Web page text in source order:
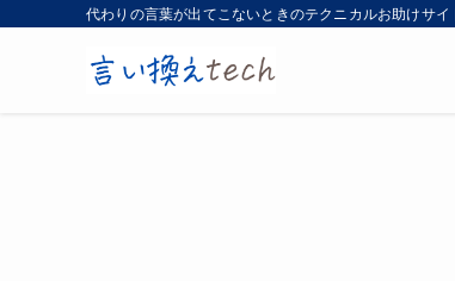
代わりの言葉が出てこないときのテクニカルお助けサイ